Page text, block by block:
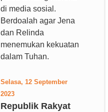
di media sosial.
Berdoalah agar Jena
dan Relinda
menemukan kekuatan
dalam Tuhan.
Selasa, 12 September
2023
Republik Rakyat